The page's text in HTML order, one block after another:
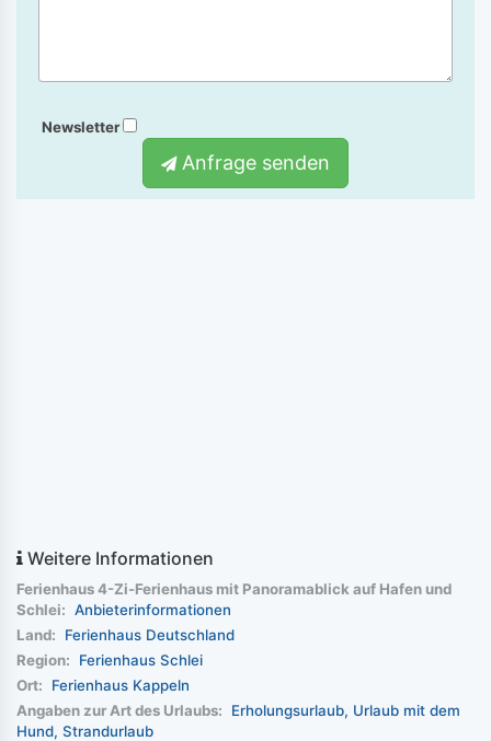
Newsletter
Anfrage senden
Weitere Informationen
Ferienhaus 4-Zi-Ferienhaus mit Panoramablick auf Hafen und
Schlei: Anbieterinformationen
Land:
Ferienhaus Deutschland
Region:
Ferienhaus Schlei
Ort:
Ferienhaus Kappeln
Angaben zur Art des Urlaubs:
Erholungsurlaub Urlaub mit dem
Hund Strandurlaub